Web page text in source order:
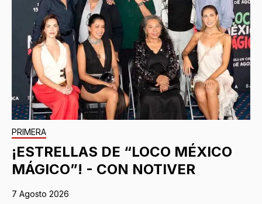
PRIMERA
¡ESTRELLAS DE “LOCO MÉXICO
MÁGICO”! - CON NOTIVER
7 Agosto 2026